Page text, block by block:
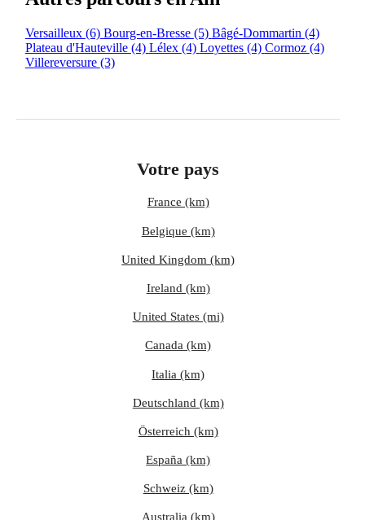
Versailleux (6) Bourg-en-Bresse (5) Bâgé-Dommartin (4)
Plateau d'Hauteville (4) Lélex (4) Loyettes (4) Cormoz (4)
Villereversure (3)
Votre pays
France (km)
Belgique (km)
United Kingdom (km)
Ireland (km)
United States (mi)
Canada (km)
Italia (km)
Deutschland (km)
Österreich (km)
España (km)
Schweiz (km)
Australia (km)